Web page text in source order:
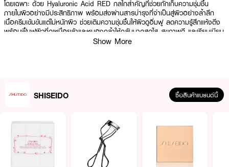
โดยเฉพาะ ด้วย Hyaluronic Acid RED กลไกสำคัญที่ช่วยกักเก็บความชุ่มชื้น
ภายในผิวอย่างมีประสิทธิภาพ พร้อมส่งผ่านสารบำรุงที่จำเป็นสู่ผิวอย่างล้ำลึก
เนื้อครีมเข้มข้นแต่ไม่หนักผิว ช่วยเติมความชุ่มชื้นให้ผิวดูอิ่มฟู ลดความรู้สึกแห้งตึง
พร้อมฟื้นฟูผิวที่ดูเหนื่อยล้าและหมองคล้ำให้กลับมาดูสดใส สุขภาพดี และเรียบเนียน
ขึ้นอย่างเห็นได้ชัด ผสานสารสกัดจากพืชธรรมชาติและสารต้านอนุมูลอิสระหลาย
· ชิเซโด้ เอสเซนเชียล เอ็นเนอร์จี ไฮเดรตติ้ง ครีม
· Hyaluronic Acid RED Technology ช่วยกักเก็บความชุ่มชื้นในผิวได้อย่างมี
ประสิทธิภาพ
· 24-Hour Hydration มอบความชุ่มชื้นยาวนานต่อเนื่องถึง 24 ชั่วโมง
Show More
SHISEIDO ซื้อสินค้าแบรนด์นี้